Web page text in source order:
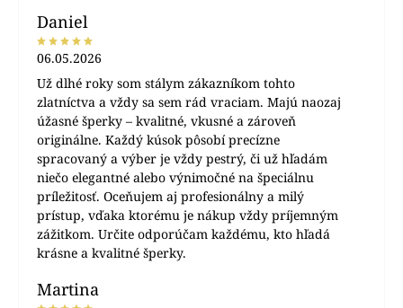
Daniel
06.05.2026
Už dlhé roky som stálym zákazníkom tohto
zlatníctva a vždy sa sem rád vraciam. Majú naozaj
úžasné šperky – kvalitné, vkusné a zároveň
originálne. Každý kúsok pôsobí precízne
spracovaný a výber je vždy pestrý, či už hľadám
niečo elegantné alebo výnimočné na špeciálnu
príležitosť. Oceňujem aj profesionálny a milý
prístup, vďaka ktorému je nákup vždy príjemným
zážitkom. Určite odporúčam každému, kto hľadá
krásne a kvalitné šperky.
Martina